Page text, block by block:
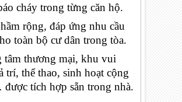
cháy trong từng căn hộ.
rộng, đáp ứng nhu cầu
toàn bộ cư dân trong tòa.
tâm thương mại, khu vui
trí, thể thao, sinh hoạt cộng
tích hợp sẵn trong nhà.